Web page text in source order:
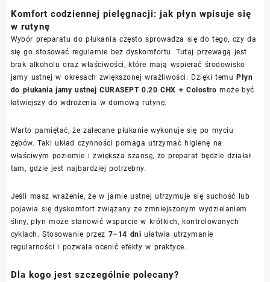
Komfort codziennej pielęgnacji: jak płyn wpisuje się
w rutynę
Wybór preparatu do płukania często sprowadza się do tego, czy da
się go stosować regularnie bez dyskomfortu. Tutaj przewagą jest
brak alkoholu oraz właściwości, które mają wspierać środowisko
jamy ustnej w okresach zwiększonej wrażliwości. Dzięki temuPłyn
do płukania jamy ustnej CURASEPT 0.20 CHX + Colostro może być
łatwiejszy do wdrożenia w domową rutynę.
Warto pamiętać, że zalecane płukanie wykonuje się po myciu
zębów. Taki układ czynności pomaga utrzymać higienę na
właściwym poziomie i zwiększa szansę, że preparat będzie działał
tam, gdzie jest najbardziej potrzebny.
Jeśli masz wrażenie, że w jamie ustnej utrzymuje się suchość lub
pojawia się dyskomfort związany ze zmniejszonym wydzielaniem
śliny, płyn może stanowić wsparcie w krótkich, kontrolowanych
cyklach. Stosowanie przez 7–14 dni ułatwia utrzymanie
regularności i pozwala ocenić efekty w praktyce.
Dla kogo jest szczególnie polecany?